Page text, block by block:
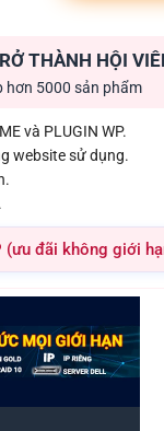
THÀNH HỘI
hơn 5000 sản phẩm
và PLUGIN WP.
website sử dụng.
(ưu đãi không giới